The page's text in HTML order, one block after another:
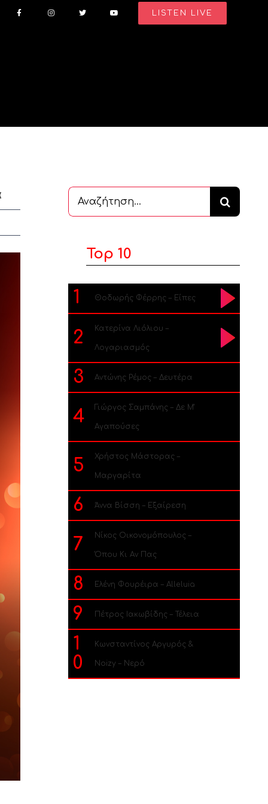
LISTEN LIVE
Αναζήτηση
...
Top 10
1 Θοδωρής Φέρρης – Είπες
2 Κατερίνα Λιόλιου –
Λογαριασμός
3 Αντώνης Ρέμος – Δευτέρα
4 Γιώργος Σαμπάνης – Δε Μ’
Αγαπούσες
5 Χρήστος Μάστορας –
Μαργαρίτα
6 Άννα Βίσση – Εξαίρεση
7 Νίκος Οικονομόπουλος –
Όπου Κι Αν Πας
8 Ελένη Φουρέιρα – Alleluia
9 Πέτρος Ιακωβίδης – Τέλεια
1
0
Κωνσταντίνος Αργυρός &
Noizy – Νερό